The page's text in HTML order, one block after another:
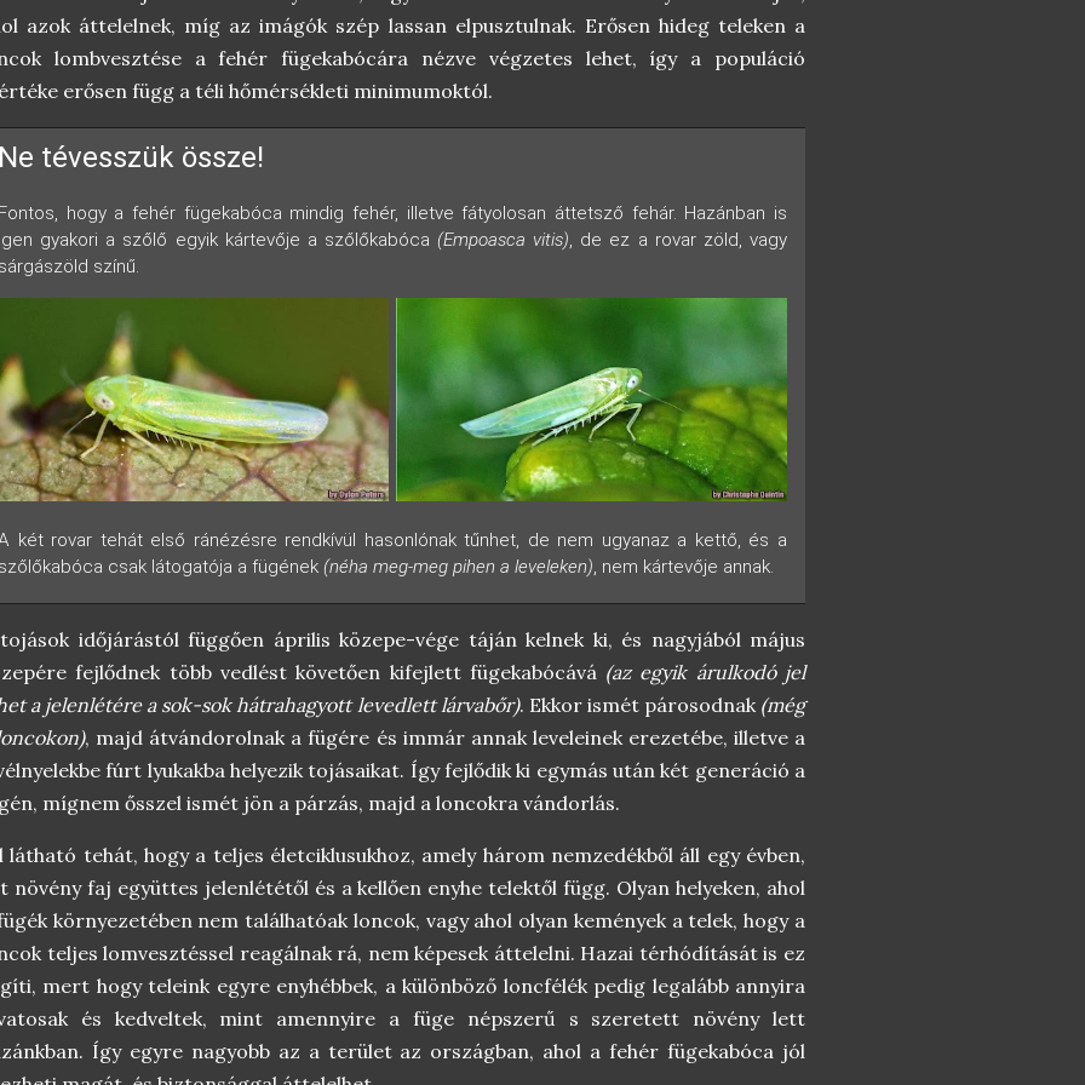
azok áttelelnek, míg az imágók szép lassan elpusztulnak. Erősen hideg teleken a
lombvesztése a fehér fügekabócára nézve végzetes lehet, így a populáció
erősen függ a téli hőmérsékleti minimumoktól.
Ne tévesszük össze!
Fontos, hogy a fehér fügekabóca mindig fehér, illetve fátyolosan áttetsző fehár. Hazánban is
igen gyakori a szőlő egyik kártevője a szőlőkabóca (Empoasca vitis), de ez a rovar zöld, vagy
sárgászöld színű.
két rovar tehát első ránézésre rendkívül hasonlónak tűnhet, de nem ugyanaz a kettő, és a
szőlőkabóca csak látogatója a fügének (néha meg-meg pihen a leveleken), nem kártevője annak.
időjárástól függően április közepe-vége táján kelnek ki, és nagyjából május
fejlődnek több vedlést követően kifejlett fügekabócává (az egyik árulkodó jel
a jelenlétére a sok-sok hátrahagyott levedlett lárvabőr). Ekkor ismét párosodnak (még
, majd átvándorolnak a fügére és immár annak leveleinek erezetébe, illetve a
fúrt lyukakba helyezik tojásaikat. Így fejlődik ki egymás után két generáció a
mígnem ősszel ismét jön a párzás, majd a loncokra vándorlás.
látható tehát, hogy a teljes életciklusukhoz, amely három nemzedékből áll egy évben,
növény faj együttes jelenlététől és a kellően enyhe telektől függ. Olyan helyeken, ahol
környezetében nem találhatóak loncok, vagy ahol olyan kemények a telek, hogy a
teljes lomvesztéssel reagálnak rá, nem képesek áttelelni. Hazai térhódítását is ez
mert hogy teleink egyre enyhébbek, a különböző loncfélék pedig legalább annyira
és kedveltek, mint amennyire a füge népszerű s szeretett növény lett
Így egyre nagyobb az a terület az országban, ahol a fehér fügekabóca jól